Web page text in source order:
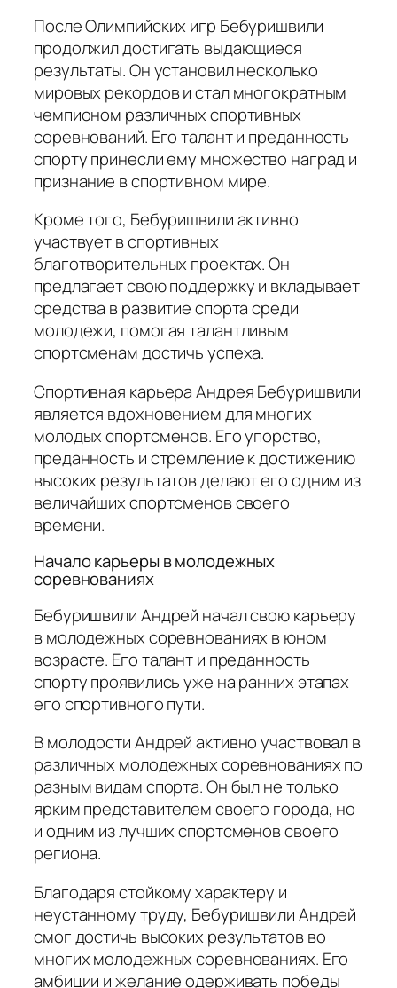
После Олимпийских игр Бебуришвили
продолжил достигать выдающиеся
результаты. Он установил несколько
мировых рекордов и стал многократным
чемпионом различных спортивных
соревнований. Его талант и преданность
спорту принесли ему множество наград и
признание в спортивном мире.
Кроме того, Бебуришвили активно
участвует в спортивных
благотворительных проектах. Он
предлагает свою поддержку и вкладывает
средства в развитие спорта среди
молодежи, помогая талантливым
спортсменам достичь успеха.
Спортивная карьера Андрея Бебуришвили
является вдохновением для многих
молодых спортсменов. Его упорство,
преданность и стремление к достижению
высоких результатов делают его одним из
величайших спортсменов своего
времени.
Начало карьеры в молодежных
соревнованиях
Бебуришвили Андрей начал свою карьеру
в молодежных соревнованиях в юном
возрасте. Его талант и преданность
спорту проявились уже на ранних этапах
его спортивного пути.
В молодости Андрей активно участвовал в
различных молодежных соревнованиях по
разным видам спорта. Он был не только
ярким представителем своего города, но
и одним из лучших спортсменов своего
региона.
Благодаря стойкому характеру и
неустанному труду, Бебуришвили Андрей
смог достичь высоких результатов во
многих молодежных соревнованиях. Его
амбиции и желание одерживать победы